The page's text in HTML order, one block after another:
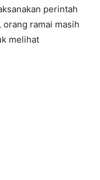
perintah
orang ramai masih
melihat